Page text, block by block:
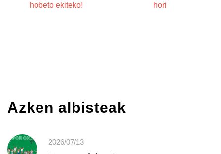
hobeto ekiteko!
hori
Azken albisteak
2026/07/13